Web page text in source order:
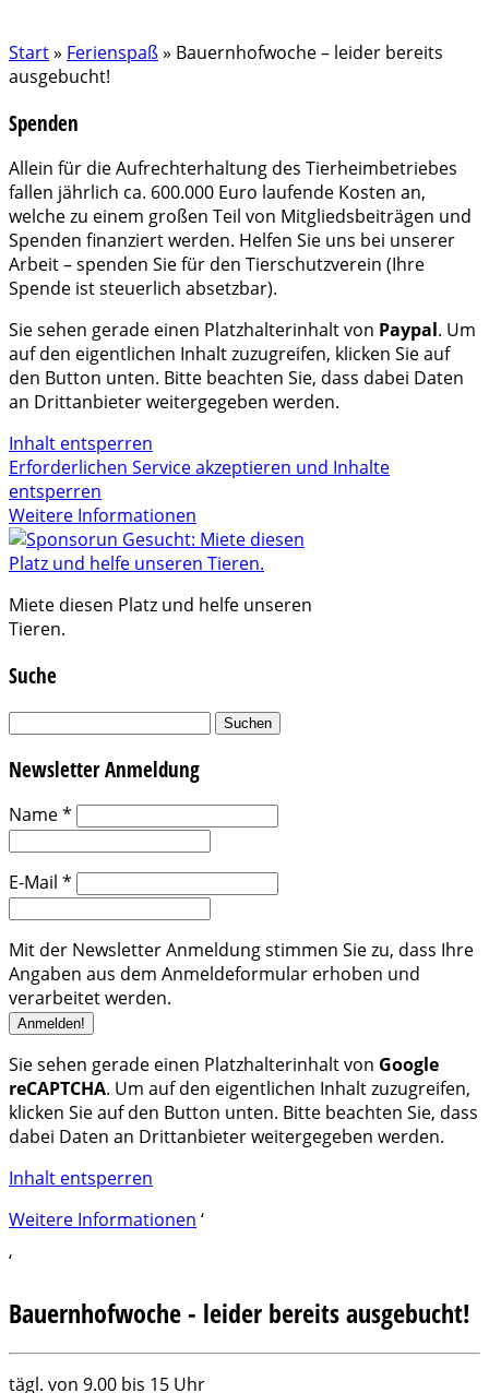
Start» Ferienspaß» Bauernhofwoche – leider bereits
ausgebucht!
Spenden
Allein für die Aufrechterhaltung des Tierheimbetriebes
fallen jährlich ca. 600.000 Euro laufende Kosten an,
welche zu einem großen Teil von Mitgliedsbeiträgen und
Spenden finanziert werden. Helfen Sie uns bei unserer
Arbeit – spenden Sie für den Tierschutzverein (Ihre
Spende ist steuerlich absetzbar).
Sie sehen gerade einen Platzhalterinhalt von Paypal. Um
auf den eigentlichen Inhalt zuzugreifen, klicken Sie auf
den Button unten. Bitte beachten Sie, dass dabei Daten
an Drittanbieter weitergegeben werden.
Inhalt entsperren
Erforderlichen Service akzeptieren und Inhalte
entsperren
Weitere Informationen
Miete diesen Platz und helfe unseren
Tieren.
Suche
Suchen
Newsletter Anmeldung
Name*
E-Mail *
Mit der Newsletter Anmeldung stimmen Sie zu, dass Ihre
Angaben aus dem Anmeldeformular erhoben und
verarbeitet werden.
Sie sehen gerade einen Platzhalterinhalt von Google
reCAPTCHA. Um auf den eigentlichen Inhalt zuzugreifen,
klicken Sie auf den Button unten. Bitte beachten Sie, dass
dabei Daten an Drittanbieter weitergegeben werden.
Inhalt entsperren
Weitere Informationen ‘
‘
Bauernhofwoche - leider bereits ausgebucht!
Bauernhofwoche
tägl. von 9.00 bis 15 Uhr